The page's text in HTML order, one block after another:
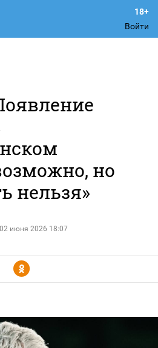
Войти
но
нельзя»
02 июня 2026 18:07
Y